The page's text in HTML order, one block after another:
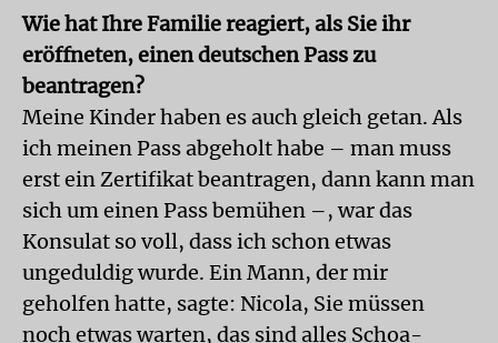
Wie hat Ihre Familie reagiert, als Sie ihr
eröffneten, einen deutschen Pass zu
beantragen?
Meine Kinder haben es auch gleich getan. Als
ich meinen Pass abgeholt habe – man muss
erst ein Zertifikat beantragen, dann kann man
sich um einen Pass bemühen –, war das
Konsulat so voll, dass ich schon etwas
ungeduldig wurde. Ein Mann, der mir
geholfen hatte, sagte: Nicola, Sie müssen
noch etwas warten, das sind alles Schoa-